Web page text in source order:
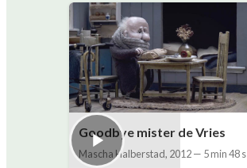
Goodbye mister de Vries
Mascha Halberstad, 2012— 5 min 48 s